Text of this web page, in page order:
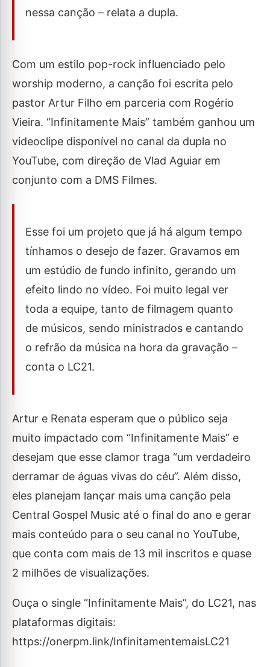
nessa canção – relata a dupla.
Com um estilo pop-rock influenciado pelo
worship moderno, a canção foi escrita pelo
pastor Artur Filho em parceria com Rogério
Vieira. “Infinitamente Mais” também ganhou um
videoclipe disponível no canal da dupla no
YouTube, com direção de Vlad Aguiar em
conjunto com a DMS Filmes.
Esse foi um projeto que já há algum tempo
tínhamos o desejo de fazer. Gravamos em
um estúdio de fundo infinito, gerando um
efeito lindo no vídeo. Foi muito legal ver
toda a equipe, tanto de filmagem quanto
de músicos, sendo ministrados e cantando
o refrão da música na hora da gravação –
conta o LC21.
Artur e Renata esperam que o público seja
muito impactado com “Infinitamente Mais” e
desejam que esse clamor traga “um verdadeiro
derramar de águas vivas do céu”. Além disso,
eles planejam lançar mais uma canção pela
Central Gospel Music até o final do ano e gerar
mais conteúdo para o seu canal no YouTube,
que conta com mais de 13 mil inscritos e quase
2 milhões de visualizações.
Ouça o single “Infinitamente Mais”, do LC21, nas
plataformas digitais:
https://onerpm.link/InfinitamentemaisLC21